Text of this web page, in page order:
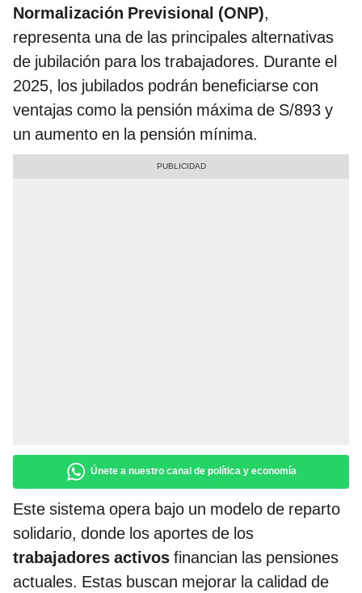
Normalización Previsional (ONP),
representa una de las principales alternativas
de jubilación para los trabajadores. Durante el
2025, los jubilados podrán beneficiarse con
ventajas como la pensión máxima de S/893 y
un aumento en la pensión mínima.
Únete a nuestro canal de política y economía
Este sistema opera bajo un modelo de reparto
solidario, donde los aportes de los
trabajadores activos financian las pensiones
actuales. Estas buscan mejorar la calidad de